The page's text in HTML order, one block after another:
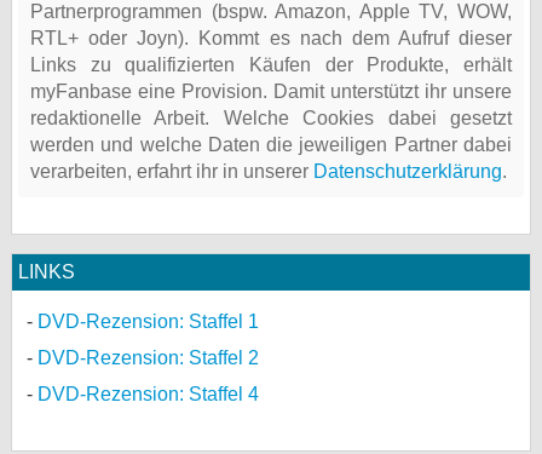
Partnerprogrammen (bspw. Amazon, Apple TV, WOW,
RTL+ oder Joyn). Kommt es nach dem Aufruf dieser
Links zu qualifizierten Käufen der Produkte, erhält
myFanbase eine Provision. Damit unterstützt ihr unsere
redaktionelle Arbeit. Welche Cookies dabei gesetzt
werden und welche Daten die jeweiligen Partner dabei
verarbeiten, erfahrt ihr in unserer Datenschutzerklärung.
LINKS
DVD-Rezension: Staffel 1
DVD-Rezension: Staffel 2
DVD-Rezension: Staffel 4